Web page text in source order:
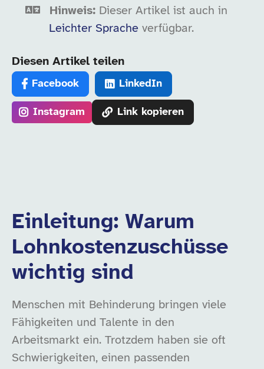
Hinweis: Dieser Artikel ist auch in
Leichter Sprache verfügbar.
Diesen Artikel teilen
Facebook LinkedIn
Instagram Link kopieren
Einleitung: Warum
Lohnkostenzuschüsse
wichtig sind
Menschen mit Behinderung bringen viele
Fähigkeiten und Talente in den
Arbeitsmarkt ein. Trotzdem haben sie oft
Schwierigkeiten, einen passenden